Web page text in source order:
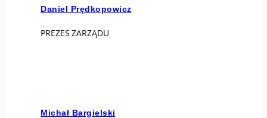
Daniel Prędkopowicz
PREZES ZARZĄDU
Michał Bargielski